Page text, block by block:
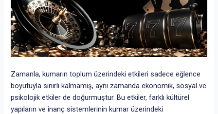
Zamanla, kumarın toplum üzerindeki etkileri sadece eğlence
boyutuyla sınırlı kalmamış, aynı zamanda ekonomik, sosyal ve
psikolojik etkiler de doğurmuştur. Bu etkiler, farklı kültürel
yapıların ve inanç sistemlerinin kumar üzerindeki